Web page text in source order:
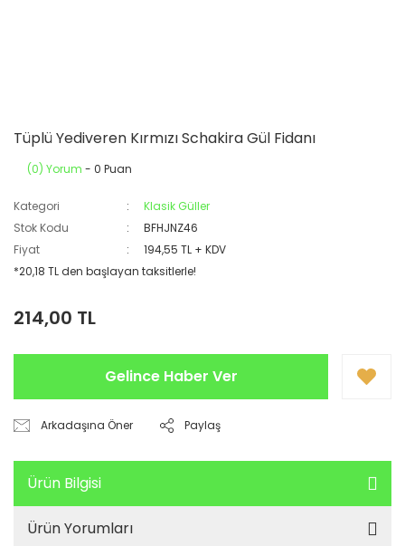
Tüplü Yediveren Kırmızı Schakira Gül Fidanı
(0) Yorum - 0 Puan
Kategori
Klasik Güller
Stok Kodu
BFHJNZ46
Fiyat
194,55 TL + KDV
*20,18 TL den başlayan taksitlerle!
214,00 TL
Gelince Haber Ver
Arkadaşına Öner Paylaş
Ürün Bilgisi
Ürün Yorumları